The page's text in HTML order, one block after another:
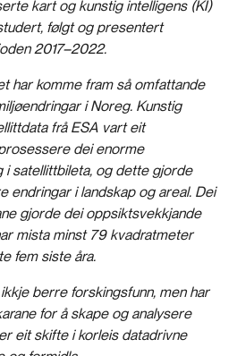
kart og kunstig intelligens (KI)
følgt og presentert
2017–2022.
har komme fram så omfattande
i Noreg. Kunstig
frå ESA vart eit
dei enorme
i satellittbileta, og dette gjorde
endringar i landskap og areal. Dei
gjorde dei oppsiktsvekkjande
mista minst 79 kvadratmeter
fem siste åra.
berre forskingsfunn, men har
for å skape og analysere
eit skifte i korleis datadrivne